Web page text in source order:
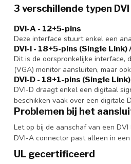
3 verschillende typen
DVI-A - 12+5-pins
Deze interface stuurt enkel een
DVI-I - 18+5-pins (Single
Dit is de oorspronkelijke interface,
(VGA) monitor aansluiten, maar
DVI-D - 18+1-pins (Single
DVI-D draagt enkel een digitaal
beschikken vaak over een digitale
Problemen bij het
Let op bij de aanschaf van een
DVI-A connector past alleen in
UL gecertificeerd